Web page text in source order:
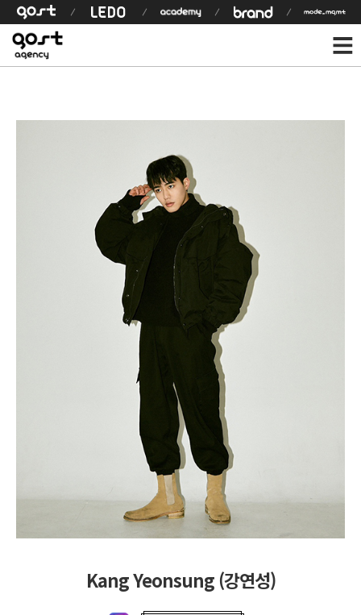
모델 상세
Kang Yeonsung (강연성)